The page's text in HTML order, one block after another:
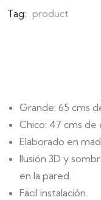
Tag: product
Grande: 65 cms
Chico: 47 cms
Elaborado en
Ilusión 3D y
en la pared.
Fácil instalación.